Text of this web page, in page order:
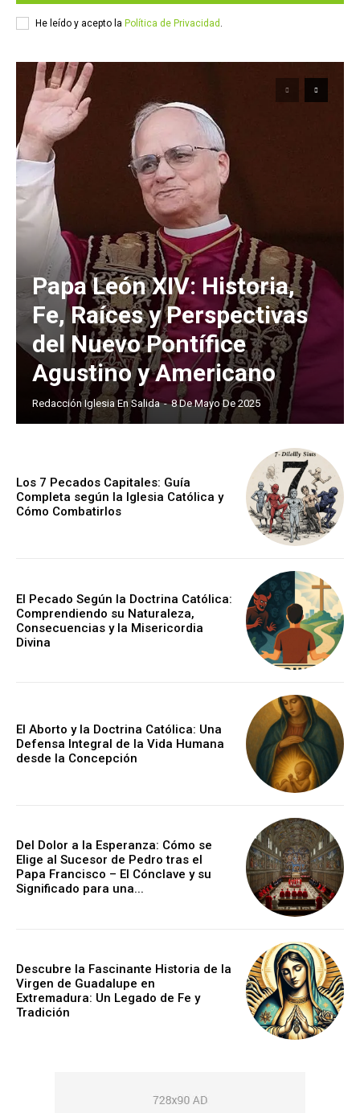
He leído y acepto la Política de Privacidad
Papa León XIV: Historia,
Fe, Raíces y Perspectivas
del Nuevo Pontífice
Agustino y Americano
Redacción Iglesia En Salida - 8 De Mayo De 2025
Los 7 Pecados Capitales: Guía
Completa según la Iglesia Católica y
Cómo Combatirlos
El Pecado Según la Doctrina Católica:
Comprendiendo su Naturaleza,
Consecuencias y la Misericordia
Divina
El Aborto y la Doctrina Católica: Una
Defensa Integral de la Vida Humana
desde la Concepción
Del Dolor a la Esperanza: Cómo se
Elige al Sucesor de Pedro tras el
Papa Francisco – El Cónclave y su
Significado para una...
Descubre la Fascinante Historia de la
Virgen de Guadalupe en
Extremadura: Un Legado de Fe y
Tradición